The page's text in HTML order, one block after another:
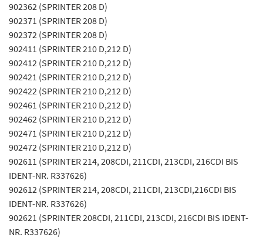
902362 (SPRINTER 208 D)
902371 (SPRINTER 208 D)
902372 (SPRINTER 208 D)
902411 (SPRINTER 210 D,212 D)
902412 (SPRINTER 210 D,212 D)
902421 (SPRINTER 210 D,212 D)
902422 (SPRINTER 210 D,212 D)
902461 (SPRINTER 210 D,212 D)
902462 (SPRINTER 210 D,212 D)
902471 (SPRINTER 210 D,212 D)
902472 (SPRINTER 210 D,212 D)
902611 (SPRINTER 214, 208CDI, 211CDI, 213CDI, 216CDI BIS
IDENT-NR. R337626)
902612 (SPRINTER 214, 208CDI, 211CDI, 213CDI,216CDI BIS
IDENT-NR. R337626)
902621 (SPRINTER 208CDI, 211CDI, 213CDI, 216CDI BIS IDENT-
NR. R337626)